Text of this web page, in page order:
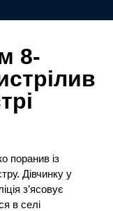
8-
поранив із
Дівчинку у
з’ясовує
в селі